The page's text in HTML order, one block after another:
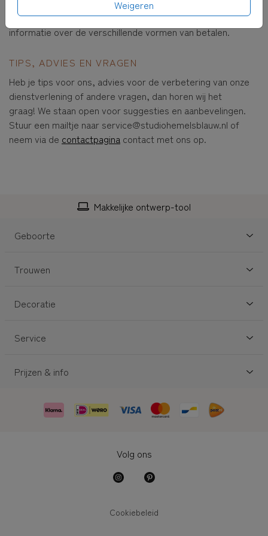
Weigeren
Oponze pagina over de betaalmogelijkhedenvind je alle
informatie over de verschillende vormen van betalen.
TIPS, ADVIES EN VRAGEN
Heb je tips voor ons, advies voor de verbetering van onze
dienstverlening of andere vragen, dan horen wij het
graag! We staan open voor suggesties en aanbevelingen.
Stuur een mailtje naar service@studiohemelsblauw.nl of
neem via de contactpagina contact met ons op.
Makkelijke ontwerp-tool
Geboorte
Trouwen
Decoratie
Service
Prijzen & info
Volg ons
Cookiebeleid